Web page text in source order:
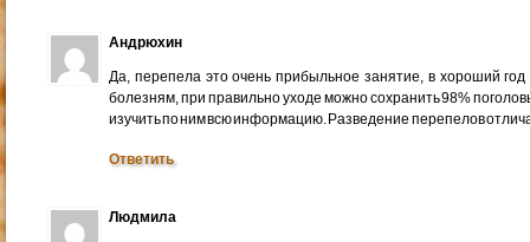
Андрюхин
Да, перепела это очень прибыльное занятие, в хороший
болезням, при правильно уходе можно сохранить 98%
изучить по ним всю информацию. Разведение перепелов
Ответить
Людмила